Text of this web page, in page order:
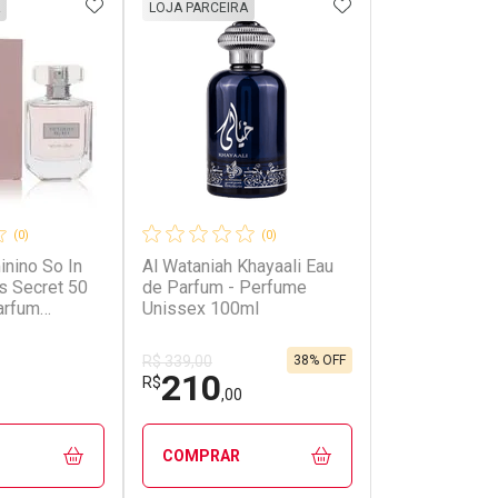
(0)
So In
Secret 50
(0)
Al Wataniah Khayaali Eau
de Parfum - Perfume
Unissex 100ml
LOJA PARCEIRA
R$ 339,00
R$210,00
38% OFF
COMPRAR